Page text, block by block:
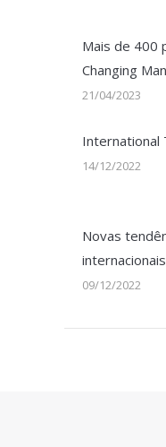
Mais de 400
Changing
21/04/2023
International
14/12/2022
Novas
internacionais
09/12/2022